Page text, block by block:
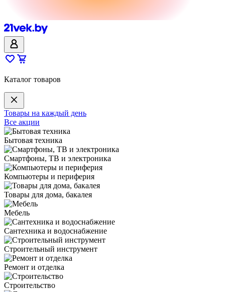
Каталог товаров
Товары на каждый день
Все акции
Бытовая техника
Смартфоны, ТВ и электроника
Компьютеры и периферия
Товары для дома, бакалея
Мебель
Сантехника и водоснабжение
Строительный инструмент
Ремонт и отделка
Строительство